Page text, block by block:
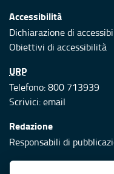
Accessibilità
Dichiarazione di
Obiettivi di accessibilità
URP
Telefono: 800 713939
Scrivici:email
Redazione
Responsabili di
Protezione civile